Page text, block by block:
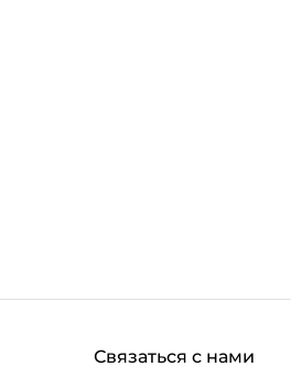
Связаться с нами